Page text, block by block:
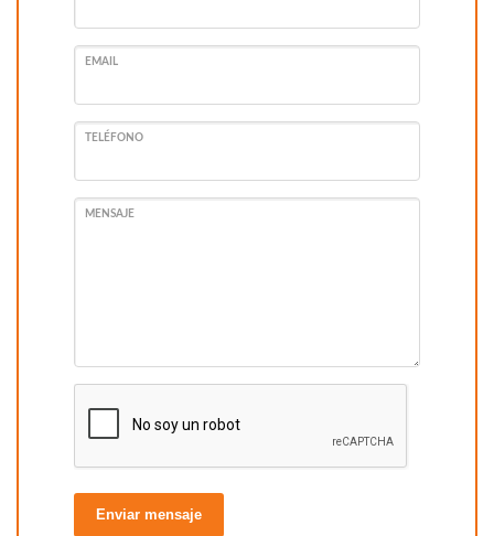
EMAIL
TELÉFONO
MENSAJE
Enviar mensaje